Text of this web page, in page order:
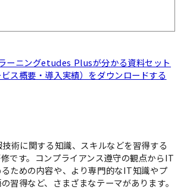
ーニングetudes Plusが分かる資料セット
ビス概要・導入実績）をダウンロードする
術に関する知識、スキルなどを習得する
です。コンプライアンス遵守の観点からIT
ための内容や、より専門的なIT知識やプ
習得など、さまざまなテーマがあります。